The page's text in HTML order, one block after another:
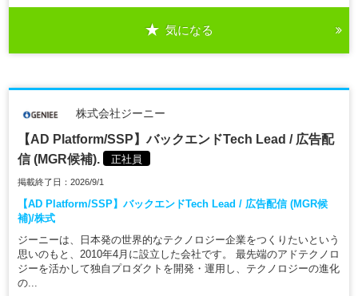
気になる
株式会社ジーニー
【AD Platform/SSP】バックエンドTech Lead / 広告配
信 (MGR候補).
正社員
掲載終了日：2026/9/1
【AD Platform/SSP】バックエンドTech Lead / 広告配信 (MGR候
補)/株式
ジーニーは、日本発の世界的なテクノロジー企業をつくりたいという
思いのもと、2010年4月に設立した会社です。 最先端のアドテクノロ
ジーを活かして独自プロダクトを開発・運用し、テクノロジーの進化
の...